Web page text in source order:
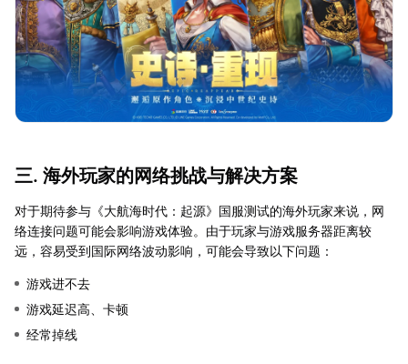
三. 海外玩家的网络挑战与解决方案
对于期待参与《大航海时代：起源》国服测试的海外玩家来说，网
络连接问题可能会影响游戏体验。由于玩家与游戏服务器距离较
远，容易受到国际网络波动影响，可能会导致以下问题：
游戏进不去
游戏延迟高、卡顿
经常掉线